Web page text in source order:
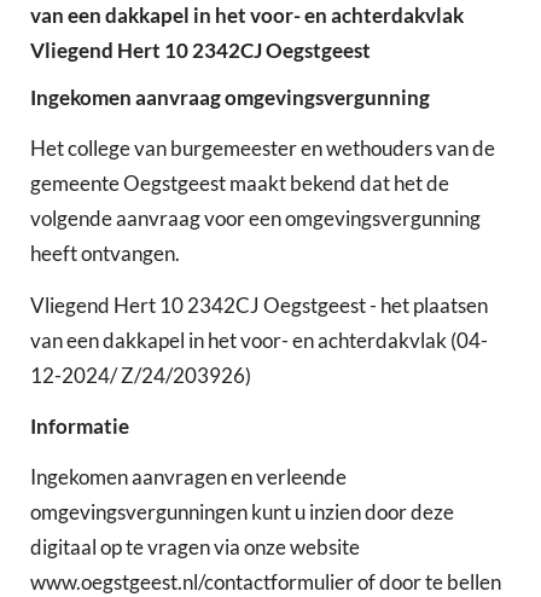
van een dakkapel in het voor- en achterdakvlak
Vliegend Hert 10 2342CJ Oegstgeest
Ingekomen aanvraag omgevingsvergunning
Het college van burgemeester en wethouders van de
gemeente Oegstgeest maakt bekend dat het de
volgende aanvraag voor een omgevingsvergunning
heeft ontvangen.
Vliegend Hert 10 2342CJ Oegstgeest - het plaatsen
van een dakkapel in het voor- en achterdakvlak (04-
12-2024/ Z/24/203926)
Informatie
Ingekomen aanvragen en verleende
omgevingsvergunningen kunt u inzien door deze
digitaal op te vragen via onze website
www.oegstgeest.nl/contactformulier of door te bellen